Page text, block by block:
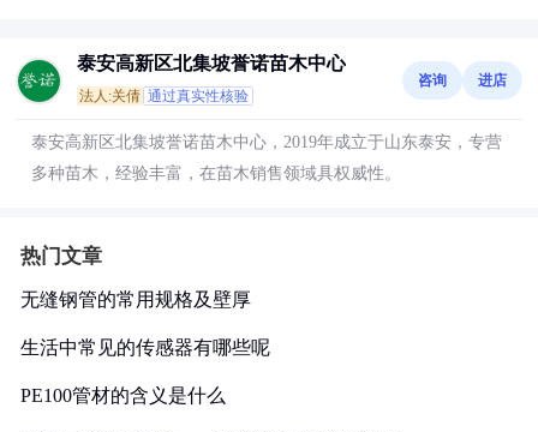
泰安高新区北集坡誉诺苗木中心
法人:关倩 通过真实性核验
咨询 进店
泰安高新区北集坡誉诺苗木中心，2019年成立于山东泰安，专营
多种苗木，经验丰富，在苗木销售领域具权威性。
热门文章
无缝钢管的常用规格及壁厚
生活中常见的传感器有哪些呢
PE100管材的含义是什么